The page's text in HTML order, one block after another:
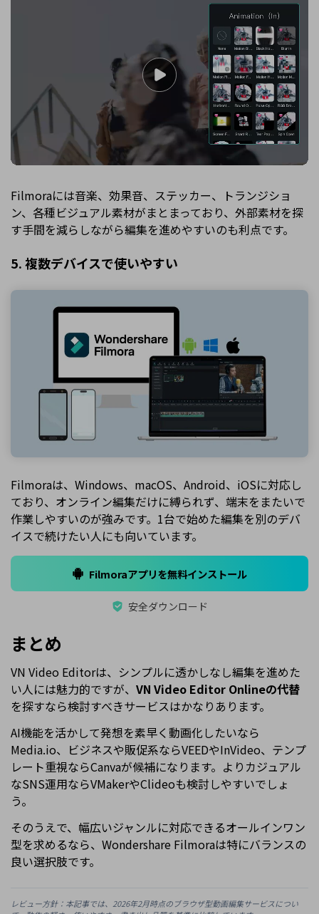
Filmoraには音楽、効果音、ステッカー、トランジショ
ン、各種ビジュアル素材がまとまっており、外部素材を探
す手間を減らしながら編集を進めやすいのも利点です。
5. 複数デバイスで使いやすい
Filmoraは、Windows、macOS、Android、iOSに対応し
ており、オンライン編集だけに縛られず、端末をまたいで
作業しやすいのが強みです。1台で始めた編集を別のデバ
イスで続けたい人にも向いています。
Filmoraアプリを無料インストール
安全ダウンロード
まとめ
VN Video Editorは、シンプルに透かしなし編集を進めた
い人には魅力的ですが、 VN Video Editor Onlineの代替
を探すなら検討すべきサービスはかなりあります。
AI機能を活かして発想を素早く動画化したいなら
Media.io、ビジネスや販促系ならVEEDやInVideo、テンプ
レート重視ならCanvaが候補になります。よりカジュアル
なSNS運用ならVMakerやClideoも検討しやすいでしょ
う。
そのうえで、幅広いジャンルに対応できるオールインワン
型を求めるなら、Wondershare Filmoraは特にバランスの
良い選択肢です。
レビュー方針：本記事では、2026年2月時点のブラウザ型動画編集サービスについ